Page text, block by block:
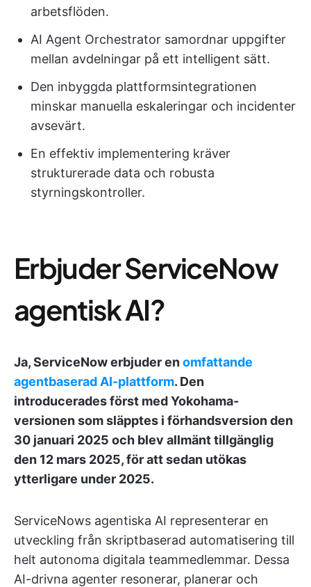
arbetsflöden.
AI Agent Orchestrator samordnar uppgifter
mellan avdelningar på ett intelligent sätt.
Den inbyggda plattformsintegrationen
minskar manuella eskaleringar och incidenter
avsevärt.
En effektiv implementering kräver
strukturerade data och robusta
styrningskontroller.
Erbjuder ServiceNow
agentisk AI?
Ja, ServiceNow erbjuder enomfattande
agentbaserad AI-plattform. Den
introducerades först med Yokohama-
versionen som släpptes i förhandsversion den
30 januari 2025 och blev allmänt tillgänglig
den 12 mars 2025, för att sedan utökas
ytterligare under 2025.
ServiceNows agentiska AI representerar en
utveckling från skriptbaserad automatisering till
helt autonoma digitala teammedlemmar. Dessa
AI-drivna agenter resonerar, planerar och